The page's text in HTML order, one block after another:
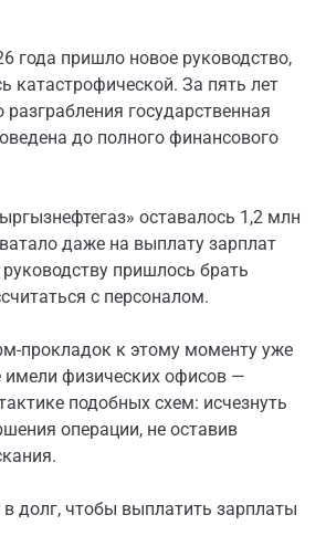
года пришло новое руководство,
катастрофической. За пять лет
разграбления государственная
до полного финансового
оставалось 1,2 млн
даже на выплату зарплат
пришлось брать
с персоналом.
прокладок к этому моменту уже
имели физических офисов —
подобных схем: исчезнуть
операции, не оставив
долг, чтобы выплатить зарплаты